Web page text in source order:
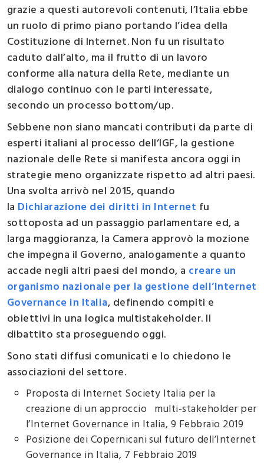
grazie a questi autorevoli contenuti, l’Italia ebbe
un ruolo di primo piano portando l’idea della
Costituzione di Internet. Non fu un risultato
caduto dall’alto, ma il frutto di un lavoro
conforme alla natura della Rete, mediante un
dialogo continuo con le parti interessate,
secondo un processo bottom/up.
Sebbene non siano mancati contributi da parte di
esperti italiani al processo dell’IGF, la gestione
nazionale delle Rete si manifesta ancora oggi in
strategie meno organizzate rispetto ad altri paesi.
Una svolta arrivò nel 2015, quando
la Dichiarazione dei diritti in Internet fu
sottoposta ad un passaggio parlamentare ed, a
larga maggioranza, la Camera approvò la mozione
che impegna il Governo, analogamente a quanto
accade negli altri paesi del mondo, a creare un
organismo nazionale per la gestione dell’Internet
Governance in Italia, definendo compiti e
obiettivi in una logica multistakeholder. Il
dibattito sta proseguendo oggi.
Sono stati diffusi comunicati e lo chiedono le
associazioni del settore.
Proposta di Internet Society Italia per la
creazione di un approccio multi-stakeholder per
l’Internet Governance in Italia, 9 Febbraio 2019
Posizione dei Copernicani sul futuro dell’Internet
Governance in Italia, 7 Febbraio 2019